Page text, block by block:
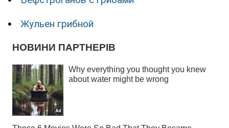
Жульен грибной